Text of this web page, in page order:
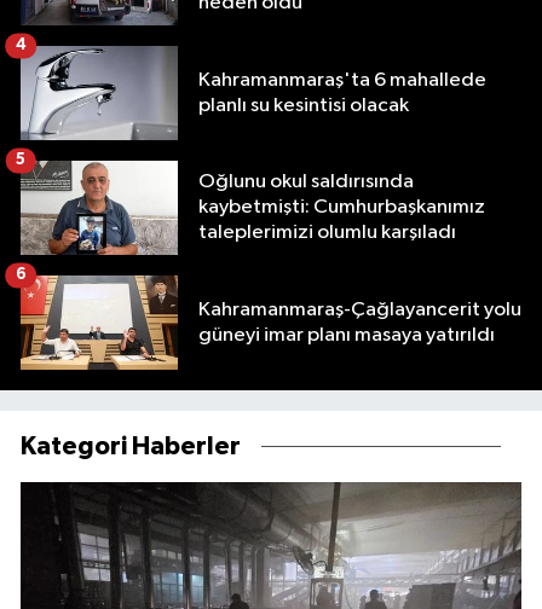
Kahramanmaraş'ta 6 mahallede
planlı su kesintisi olacak
4
Oğlunu okul saldırısında
kaybetmişti: Cumhurbaşkanımız
taleplerimizi olumlu karşıladı
5
Kahramanmaraş-Çağlayancerit yolu
güneyi imar planı masaya yatırıldı
6
Kategori Haberler